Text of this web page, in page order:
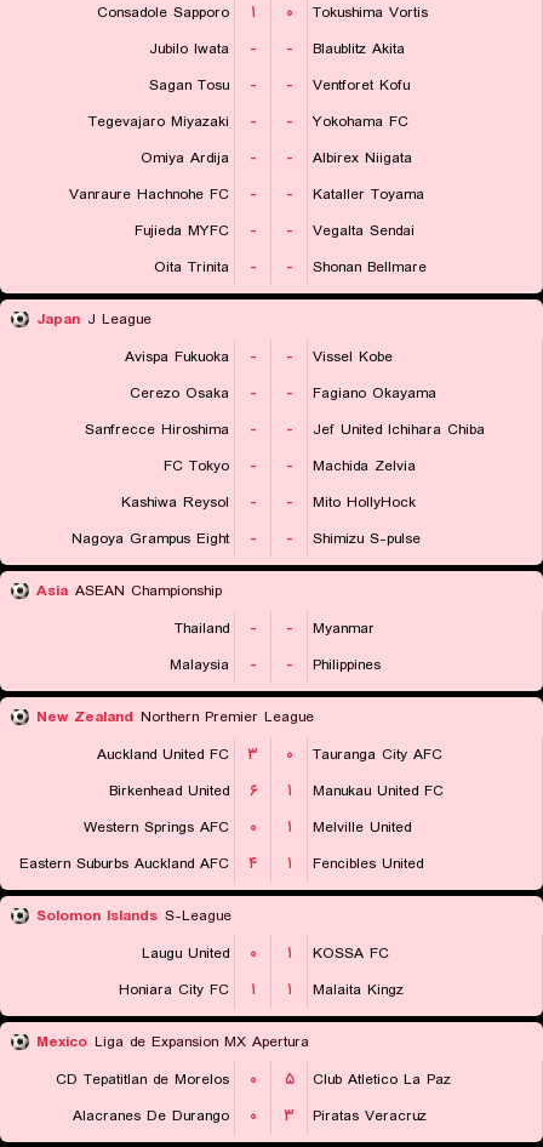
Consadole Sapporo
۱ ۰
Tokushima Vortis
Jubilo Iwata
- -
Blaublitz Akita
Sagan Tosu
- -
Ventforet Kofu
Tegevajaro Miyazaki
- -
Yokohama FC
Omiya Ardija
- -
Albirex Niigata
Vanraure Hachnohe FC
- -
Kataller Toyama
Fujieda MYFC
- -
Vegalta Sendai
Oita Trinita
- - Shonan Bellmare
Japan J League
Avispa Fukuoka
- -
Vissel Kobe
Cerezo Osaka
- -
Fagiano Okayama
Sanfrecce Hiroshima
- -
Jef United Ichihara Chiba
FC Tokyo
- -
Machida Zelvia
Kashiwa Reysol
- -
Mito HollyHock
Nagoya Grampus Eight
- - Shimizu S-pulse
Asia ASEAN Championship
Thailand
- -
Myanmar
Malaysia
- - Philippines
New Zealand Northern Premier League
Auckland United FC
۳ ۰
Tauranga City AFC
Birkenhead United
۶ ۱
Manukau United FC
Western Springs AFC
۰ ۱
Melville United
Eastern Suburbs Auckland AFC
۴ ۱ Fencibles United
Solomon Islands S-League
Laugu United
۰ ۱
KOSSA FC
Honiara City FC
۱ ۱ Malaita Kingz
Mexico Liga de Expansion MX Apertura
CD Tepatitlan de Morelos
۰ ۵
Club Atletico La Paz
Alacranes De Durango
۰ ۳ Piratas Veracruz